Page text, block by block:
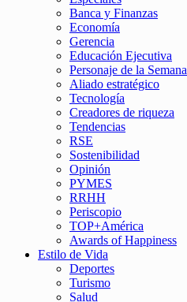
Banca y Finanzas
Economía
Gerencia
Educación Ejecutiva
Personaje de la Semana
Aliado estratégico
Tecnología
Creadores de riqueza
Tendencias
RSE
Sostenibilidad
Opinión
PYMES
RRHH
Periscopio
TOP+América
Awards of Happiness
Estilo de Vida
Deportes
Turismo
Salud